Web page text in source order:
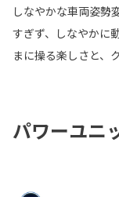
しなやかな車両姿勢
すぎず、しなやかに
まに操る楽しさと、
パワーユニ